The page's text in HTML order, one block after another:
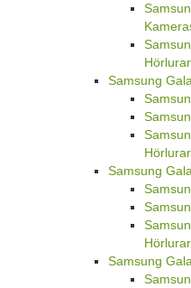
Hörlurar
Samsung
Hörlurar
Samsung
Hörlurar
Samsung